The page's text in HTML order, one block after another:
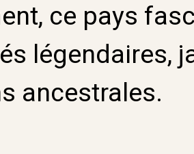
ce pays
légendaires,
ancestrales.